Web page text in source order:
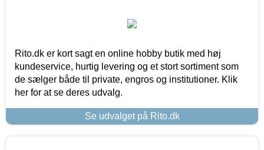
Rito.dk er kort sagt en online hobby butik med høj
kundeservice, hurtig levering og et stort sortiment som
de sælger både til private, engros og institutioner. Klik
her for at se deres udvalg.
Se udvalget på Rito.dk